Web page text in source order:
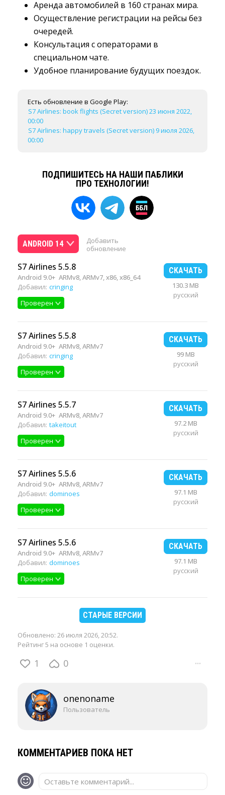
Аренда автомобилей в 160 странах мира.
Осуществление регистрации на рейсы без
очередей.
Консультация с операторами в
специальном чате.
Удобное планирование будущих поездок.
Есть обновление в Google Play:
S7 Airlines: book flights (Secret version) 23 июня 2022,
00:00
S7 Airlines: happy travels (Secret version) 9 июля 2026,
00:00
ПОДПИШИТЕСЬ НА НАШИ ПАБЛИКИ
ПРО ТЕХНОЛОГИИ!
ANDROID 14
Добавить
обновление
S7 Airlines 5.5.8
Android 9.0+ ARMv8, ARMv7, x86, x86_64
Добавил: cringing
Проверен
СКАЧАТЬ
130.3 MB
русский
S7 Airlines 5.5.8
Android 9.0+ ARMv8, ARMv7
Добавил: cringing
Проверен
СКАЧАТЬ
99 MB
русский
S7 Airlines 5.5.7
Android 9.0+ ARMv8, ARMv7
Добавил: takeitout
Проверен
СКАЧАТЬ
97.2 MB
русский
S7 Airlines 5.5.6
Android 9.0+ ARMv8, ARMv7
Добавил: dominoes
Проверен
СКАЧАТЬ
97.1 MB
русский
S7 Airlines 5.5.6
Android 9.0+ ARMv8, ARMv7
Добавил: dominoes
Проверен
СКАЧАТЬ
97.1 MB
русский
СТАРЫЕ ВЕРСИИ
Обновлено: 26 июля 2026, 20:52.
Рейтинг 5 на основе 1 оценки.
1 0 ···
onenoname
Пользователь
КОММЕНТАРИЕВ ПОКА НЕТ
Оставьте комментарий...